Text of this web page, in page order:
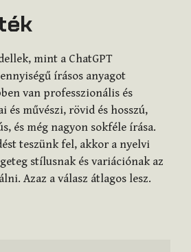
mint a ChatGPT
írásos anyagot
van professzionális és
és művészi, rövid és hosszú,
és még nagyon sokféle írása.
teszünk fel, akkor a nyelvi
stílusnak és variációnak az
Azaz a válasz átlagos lesz.